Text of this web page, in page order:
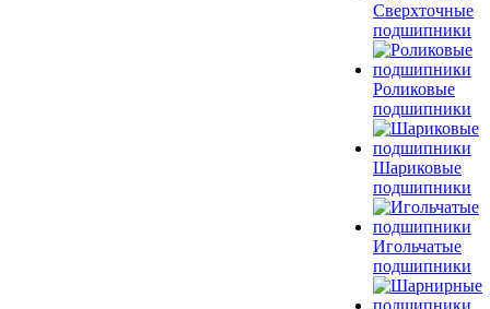
Сверхточные
подшипники
Роликовые
подшипники
Шариковые
подшипники
Игольчатые
подшипники